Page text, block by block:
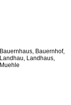
Bauernhaus, Bauernhof,
Landhau, Landhaus,
Muehle